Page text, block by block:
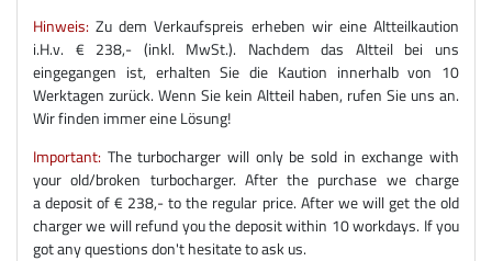
Hinweis: Zu dem Verkaufspreis erheben wir eine Altteilkaution
i.H.v. € 238,- (inkl. MwSt.). Nachdem das Altteil bei uns
eingegangen ist, erhalten Sie die Kaution innerhalb von 10
Werktagen zurück. Wenn Sie kein Altteil haben, rufen Sie uns an.
Wir finden immer eine Lösung!
Important: The turbocharger will only be sold in exchange with
your old/broken turbocharger. After the purchase we charge
a deposit of € 238,- to the regular price. After we will get the old
charger we will refund you the deposit within 10 workdays. If you
got any questions don't hesitate to ask us.